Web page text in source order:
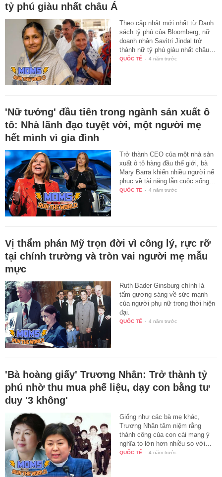
tỷ phú giàu nhất châu Á
Theo cập nhật mới nhất từ Danh
sách tỷ phú của Bloomberg, nữ
doanh nhân Savitri Jindal trở
thành nữ tỷ phú giàu nhất châu…
QUỐC TẾ - 4 năm trước
'Nữ tướng' đầu tiên trong ngành sản xuất ô
tô: Nhà lãnh đạo tuyệt vời, một người mẹ
hết mình vì gia đình
Trở thành CEO của một nhà sản
xuất ô tô hàng đầu thế giới, bà
Mary Barra khiến nhiều người nể
phục về tài năng lẫn cuộc sống…
QUỐC TẾ - 4 năm trước
Vị thẩm phán Mỹ trọn đời vì công lý, rực rỡ
tại chính trường và tròn vai người mẹ mẫu
mực
Ruth Bader Ginsburg chính là
tấm gương sáng về sức mạnh
của người phụ nữ trong thời hiện
đại.
QUỐC TẾ - 4 năm trước
'Bà hoàng giấy' Trương Nhân: Trở thành tỷ
phú nhờ thu mua phế liệu, dạy con bằng tư
duy '3 không'
Giống như các bà mẹ khác,
Trương Nhân tâm niệm rằng
thành công của con cái mang ý
nghĩa to lớn hơn nhiều so với…
QUỐC TẾ - 4 năm trước